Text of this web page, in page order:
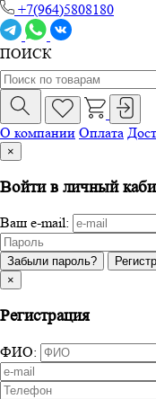
+7(964)5808180
ПОИСК
О компании Оплата
×
Войти в личный
Ваш e-mail:
Забыли пароль?
×
Регистрация
ФИО: